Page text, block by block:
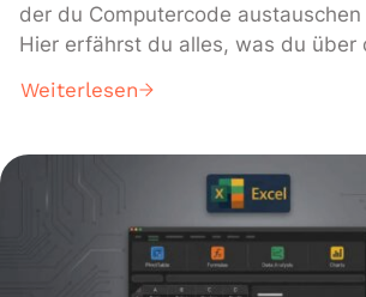
der du Computercode
Hier erfährst du alles, was du über
ist, aber auch in der Data Science
bestimmten Punkt seines
werden. Es ist möglich, den
Weiterlesen